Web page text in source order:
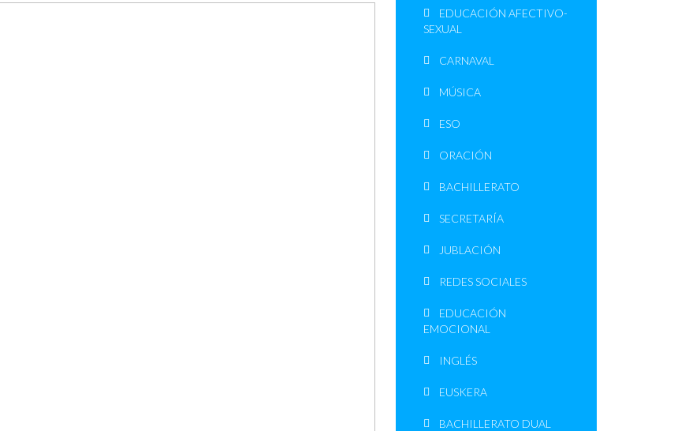
EDUCACIÓN AFECTIVO-
SEXUAL
CARNAVAL
MÚSICA
ESO
ORACIÓN
BACHILLERATO
SECRETARÍA
JUBLACIÓN
REDES SOCIALES
EDUCACIÓN
EMOCIONAL
INGLÉS
EUSKERA
BACHILLERATO DUAL